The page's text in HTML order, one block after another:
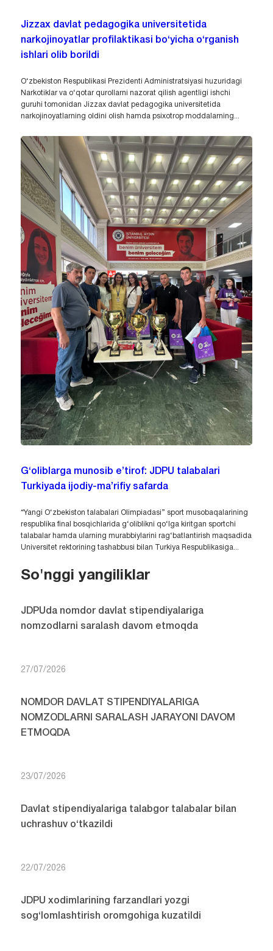
Jizzax davlat pedagogika universitetida
narkojinoyatlar profilaktikasi bo‘yicha o‘rganish
ishlari olib borildi
O‘zbekiston Respublikasi Prezidenti Administratsiyasi huzuridagi
Narkotiklar va o‘qotar qurollarni nazorat qilish agentligi ishchi
guruhi tomonidan Jizzax davlat pedagogika universitetida
narkojinoyatlarning oldini olish hamda psixotrop moddalarning...
G‘oliblarga munosib e’tirof: JDPU talabalari
Turkiyada ijodiy-ma’rifiy safarda
“Yangi O‘zbekiston talabalari Olimpiadasi” sport musobaqalarining
respublika final bosqichlarida g‘oliblikni qo‘lga kiritgan sportchi
talabalar hamda ularning murabbiylarini rag‘batlantirish maqsadida
Universitet rektorining tashabbusi bilan Turkiya Respublikasiga...
So'nggi yangiliklar
JDPUda nomdor davlat stipendiyalariga
nomzodlarni saralash davom etmoqda
27/07/2026
NOMDOR DAVLAT STIPENDIYALARIGA
NOMZODLARNI SARALASH JARAYONI DAVOM
ETMOQDA
23/07/2026
Davlat stipendiyalariga talabgor talabalar bilan
uchrashuv o‘tkazildi
22/07/2026
JDPU xodimlarining farzandlari yozgi
sog‘lomlashtirish oromgohiga kuzatildi